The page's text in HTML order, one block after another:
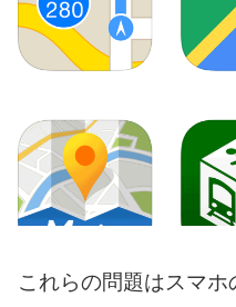
これらの問題はスマ